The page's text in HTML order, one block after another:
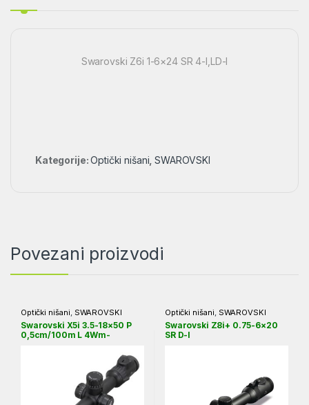
Swarovski Z6i 1-6×24 SR 4-I,LD-I
Kategorije:Optički nišani ,SWAROVSKI
Povezani proizvodi
Optički nišani, SWAROVSKI
Swarovski X5i 3.5-18×50 P
0,5cm/100m L 4Wm-
Optički nišani, SWAROVSKI
Swarovski Z8i+ 0.75-6×20
SR D-I